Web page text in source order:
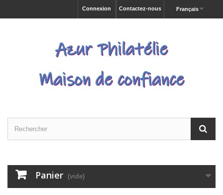
Français
Contactez-nous
Connexion
Panier (vide)